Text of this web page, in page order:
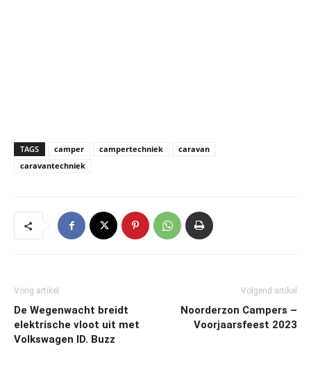
TAGS camper campertechniek
caravan
caravantechniek
Vorig artikel
De Wegenwacht breidt
elektrische vloot uit met
Volkswagen ID. Buzz
Volgend artikel
Noorderzon Campers –
Voorjaarsfeest 2023